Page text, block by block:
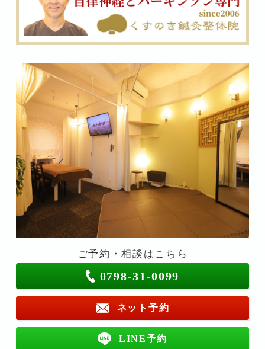
ご予約・相談はこちら
0798-31-0099
ネット予約
LINE予約